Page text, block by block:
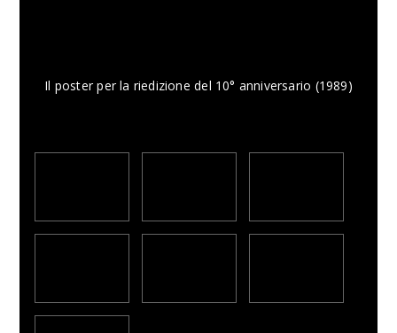
Il poster per la riedizione del 10° anniversario (1989)